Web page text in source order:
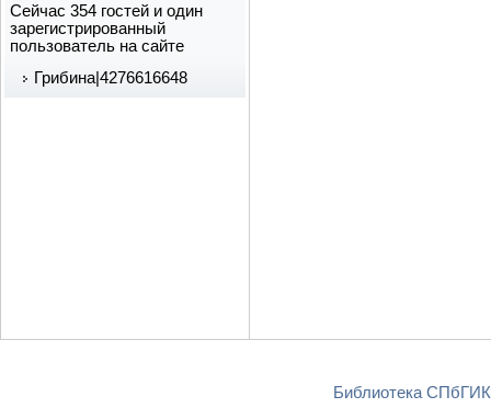
Сейчас 354 гостей и один
зарегистрированный
пользователь на сайте
Грибина|4276616648
Библиотека